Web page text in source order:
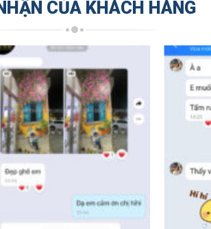
CỦA KHÁCH HÀNG